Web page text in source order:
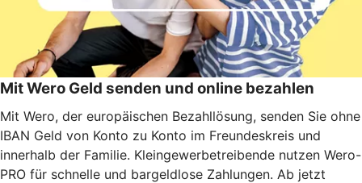
Mit Wero Geld senden und online bezahlen
Mit Wero, der europäischen Bezahllösung, senden Sie ohne
IBAN Geld von Konto zu Konto im Freundeskreis und
innerhalb der Familie. Kleingewerbetreibende nutzen Wero-
PRO für schnelle und bargeldlose Zahlungen. Ab jetzt